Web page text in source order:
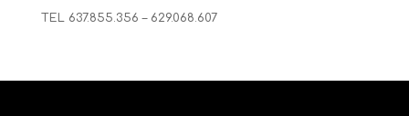
TEL 637.855.356 – 629.068.607